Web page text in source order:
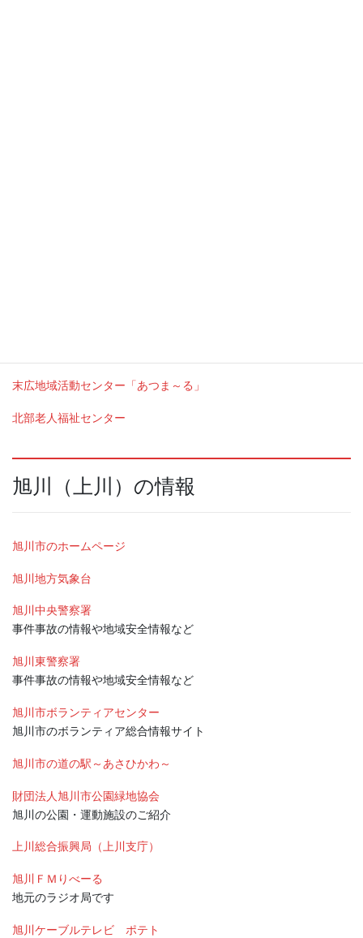
末広地域活動センター「あつま～る」
北部老人福祉センター
旭川（上川）の情報
旭川市のホームページ
旭川地方気象台
旭川中央警察署
事件事故の情報や地域安全情報など
旭川東警察署
事件事故の情報や地域安全情報など
旭川市ボランティアセンター
旭川市のボランティア総合情報サイト
旭川市の道の駅～あさひかわ～
財団法人旭川市公園緑地協会
旭川の公園・運動施設のご紹介
上川総合振興局（上川支庁）
旭川ＦＭりべーる
地元のラジオ局です
旭川ケーブルテレビ ポテト